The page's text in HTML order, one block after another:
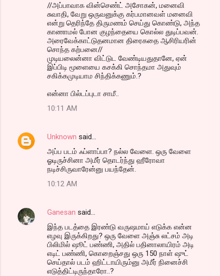
//அப்பாவாக வின்செண்ட் அசோகன், மனைவி
சுவாதி, வேறு ஒருவனுக்கு கர்பமானவள் மனைவி
என்று தெரிந்தே திருமணம் செய்து கொண்டு, அந்த
காணாமல் போன குழந்தையை கொல்ல துடிப்பவன்.
அரைவேக்காட்டுதனமான திரைகதை ஆசிரியரின்
சொந்த கற்பனை//
முடியலைன்னா விட்டுட வேண்டியதுதானே, ஏன்
இப்பிடி மூளையை கசக்கி சொந்தமா அதுவும்
சகிக்கமுடியாம சிந்திக்கணும்.?
என்னா பில்டப்புடா சாமீ..
10:11 AM
Unknown said…
அப்ப படம் ஃப்ளாப்பா? நல்ல வேளை. ஒரு வேளை
ஓடிருச்சினா அமீர் தொடர்ந்து ஹீரோவா
நடிச்சிருவாரேன்னு பயந்தேன்.
10:12 AM
Ganesan said…
இந்த படத்தை இரண்டு வருஷமாய் எடுக்க என்ன
எழவு இருக்கிறது? ஒரு வேளை அஞ்சு லட்சம் அடி
பிலிமில் ஷூட் பண்ணி, அதில் பதினாலாயிரம் அடி
எடிட் பண்ணி, கொறைஞ்சது ஒரு 150 நாள் ஷுட்
செய்தால் படம் ஹிட்டாயிரும்னு அமீர் நினைச்சி
எடுத்திட்டிருந்தாரோ..?